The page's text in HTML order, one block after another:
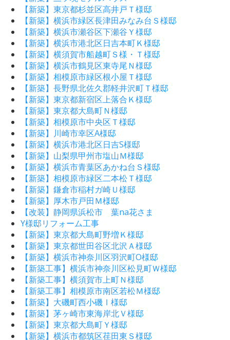
【新築】東京都杉並区高井戸Ｔ様邸
【新築】横浜市緑区長津田みなみ台Ｓ様邸
【新築】横浜市瀬谷区下瀬谷Ｙ様邸
【新築】横浜市港北区日吉本町Ｋ様邸
【新築】横須賀市船越町Ｓ様・Ｔ様邸
【新築】横浜市鶴見区東寺尾Ｎ様邸
【新築】相模原市緑区根小屋Ｔ様邸
【新築】長野県北佐久郡軽井沢町Ｔ様邸
【新築】東京都新宿区上落合Ｋ様邸
【新築】東京都大島町Ｎ様邸
【新築】相模原市中央区Ｔ様邸
【新築】川崎市幸区A様邸
【新築】横浜市港北区日吉S様邸
【新築】山梨県甲州市塩山Ｍ様邸
【新築】横浜市青葉区あかね台Ｓ様邸
【新築】相模原市緑区二本松Ｔ様邸
【新築】鎌倉市稲村ガ崎Ｕ様邸
【新築】厚木市戸田Ｍ様邸
【改装】静岡県浜松市 葉na花さま
Y様邸リフォーム工事
【新築】東京都大島町野増Ｋ様邸
【新築】東京都世田谷区北沢Ａ様邸
【新築】横浜市神奈川区羽沢町O様邸
【新築工事】横浜市神奈川区松見町Ｗ様邸
【新築工事】横須賀市上町Ｎ様邸
【新築工事】相模原市南区若松Ｍ様邸
【新築】大磯町西小磯Ⅰ様邸
【新築】茅ヶ崎市東海岸北Ｖ様邸
【新築】東京都大島町Ｙ様邸
【新築】横浜市都筑区荏田東Ｓ様邸